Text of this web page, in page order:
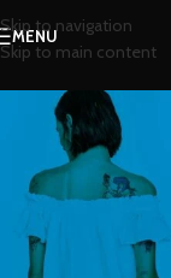
Skip to navigation
Skip to main content
MENU
หลังอาบ
ล